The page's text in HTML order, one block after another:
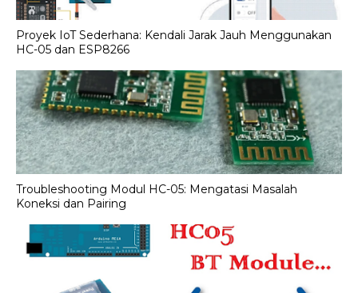
Proyek IoT Sederhana: Kendali Jarak Jauh Menggunakan
HC-05 dan ESP8266
Troubleshooting Modul HC-05: Mengatasi Masalah
Koneksi dan Pairing